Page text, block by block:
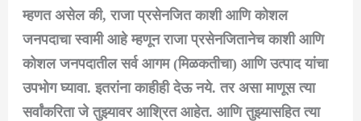
म्हणत असेल की, राजा प्रसेनजित काशी आणि कोशल
जनपदाचा स्वामी आहे म्हणून राजा प्रसेनजितानेच काशी आणि
कोशल जनपदातील सर्व आगम (मिळकतीचा) आणि उत्पाद यांचा
उपभोग घ्यावा. इतरांना काहीही देऊ नये. तर असा माणूस त्या
सर्वांकरिता जे तुझ्यावर आश्रित आहेत. आणि तुझ्यासहित त्या